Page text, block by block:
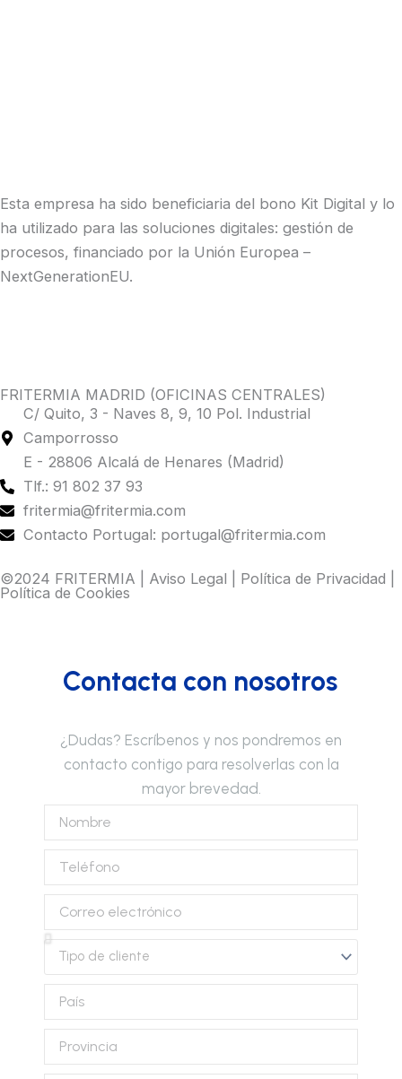
Esta empresa ha sido beneficiaria del bono Kit Digital y lo
ha utilizado para las soluciones digitales: gestión de
procesos, financiado por la Unión Europea –
NextGenerationEU.
FRITERMIA MADRID (OFICINAS CENTRALES)
C/ Quito, 3 - Naves 8, 9, 10 Pol. Industrial
Camporrosso
E - 28806 Alcalá de Henares (Madrid)
Tlf.: 91 802 37 93
fritermia@fritermia.com
Contacto Portugal: portugal@fritermia.com
©2024 FRITERMIA | Aviso Legal Política de Privacidad
Política de Cookies
Contacta con nosotros
¿Dudas? Escríbenos y nos pondremos en
contacto contigo para resolverlas con la
mayor brevedad.
electrónico
Tipo
cliente